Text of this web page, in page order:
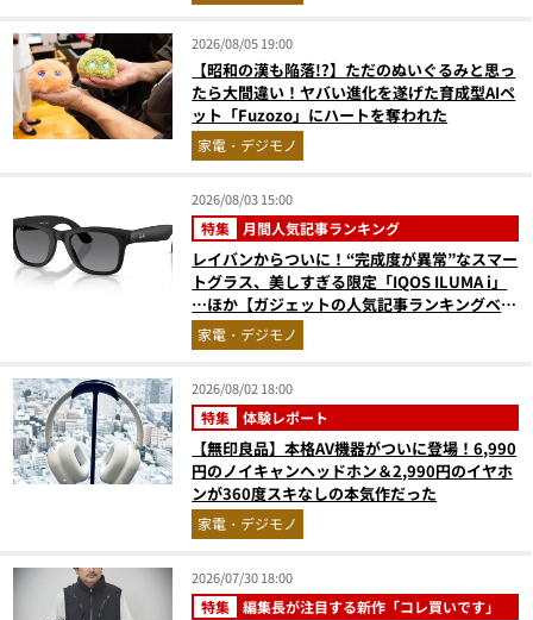
2026/08/05 19:00
【昭和の漢も陥落!?】ただのぬいぐるみと思っ
たら大間違い！ヤバい進化を遂げた育成型AIペ
ット「Fuzozo」にハートを奪われた
家電・デジモノ
2026/08/03 15:00
特集 月間人気記事ランキング
レイバンからついに！“完成度が異常”なスマー
トグラス、美しすぎる限定「IQOS ILUMA i」
…ほか【ガジェットの人気記事ランキングベス
ト3】（2026年6月版）
家電・デジモノ
2026/08/02 18:00
特集 体験レポート
【無印良品】本格AV機器がついに登場！6,990
円のノイキャンヘッドホン＆2,990円のイヤホ
ンが360度スキなしの本気作だった
家電・デジモノ
2026/07/30 18:00
特集 編集長が注目する新作「コレ買いです」